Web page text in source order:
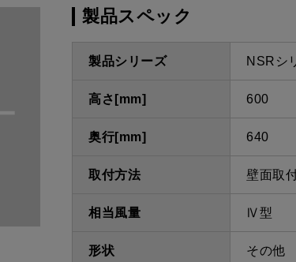
製品スペック
製品シリーズ NSRシ
高さ[mm] 600
奥行[mm] 640
取付方法 壁面取
相当風量 Ⅳ型
形状 その他